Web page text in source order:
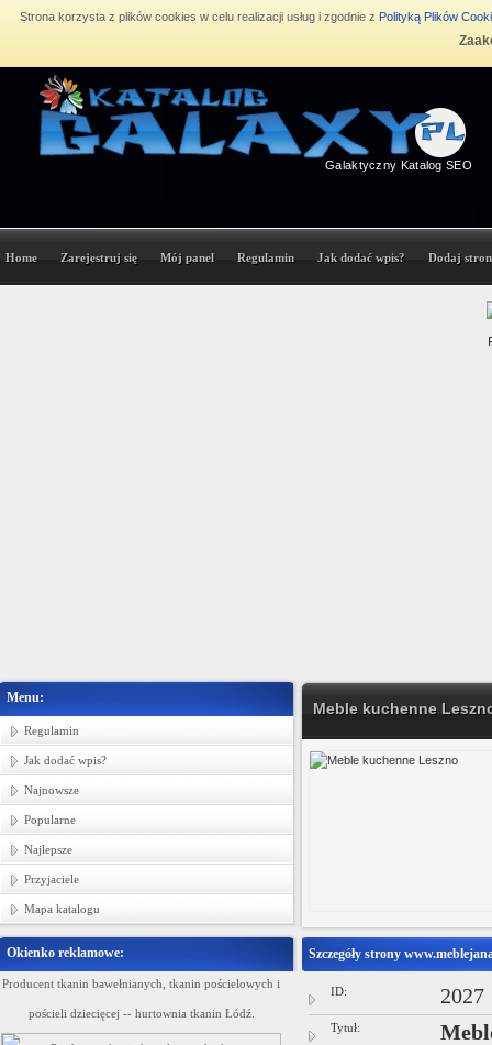
Strona korzysta z plików cookies w celu realizacji usług i zgodnie z Polityką Plików
Galaktyczny Katalog SEO
Home Zarejestruj się Mój panel Regulamin Jak dodać wpis? Dodaj
Menu:
Regulamin
Jak dodać wpis?
Najnowsze
Popularne
Najlepsze
Przyjaciele
Mapa katalogu
Okienko reklamowe:
Producent tkanin bawełnianych, tkanin pościelowych i
pościeli dziecięcej -- hurtownia tkanin Łódź.
Meble kuchenne
Szczegóły strony
ID: 2027
Tytuł: